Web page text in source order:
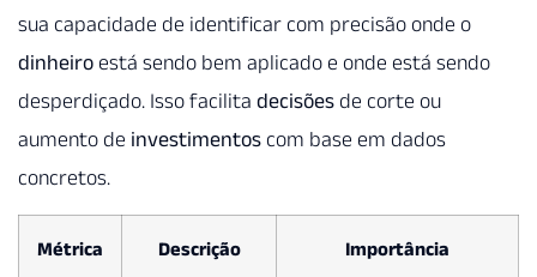
sua capacidade de identificar com precisão onde o
dinheiro está sendo bem aplicado e onde está sendo
desperdiçado. Isso facilita decisões de corte ou
aumento de investimentos com base em dados
concretos.
Métrica Descrição Importância